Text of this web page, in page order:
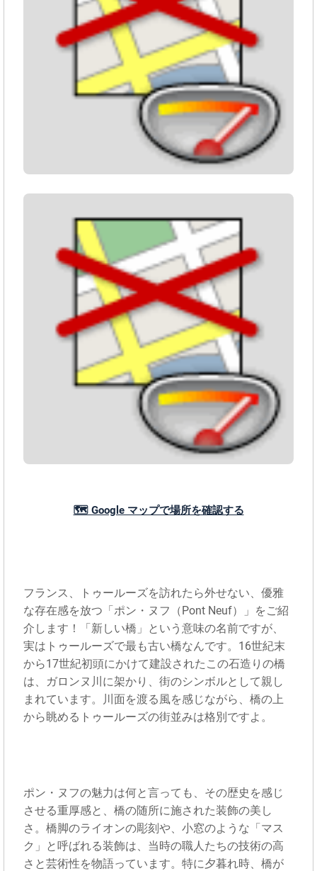
🗺️ Google マップで場所を確認する
フランス、トゥールーズを訪れたら外せない、優雅
な存在感を放つ「ポン・ヌフ（Pont Neuf）」をご紹
介します！「新しい橋」という意味の名前ですが、
実はトゥールーズで最も古い橋なんです。16世紀末
から17世紀初頭にかけて建設されたこの石造りの橋
は、ガロンヌ川に架かり、街のシンボルとして親し
まれています。川面を渡る風を感じながら、橋の上
から眺めるトゥールーズの街並みは格別ですよ。
ポン・ヌフの魅力は何と言っても、その歴史を感じ
させる重厚感と、橋の随所に施された装飾の美し
さ。橋脚のライオンの彫刻や、小窓のような「マス
ク」と呼ばれる装飾は、当時の職人たちの技術の高
さと芸術性を物語っています。特に夕暮れ時、橋が